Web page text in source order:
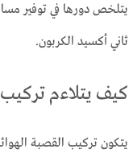
يتلخص دورها في توفير
ثاني أكسيد الكربون.
كيف يتلاءم
يتكون تركيب القصبة